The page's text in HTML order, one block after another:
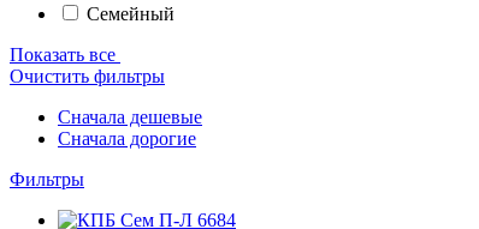
Семейный
Показать все
Очистить фильтры
Сначала дешевые
Сначала дорогие
Фильтры